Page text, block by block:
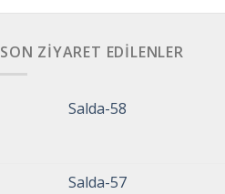
SON ZIYARET EDILENLER
Salda-58
Salda-57